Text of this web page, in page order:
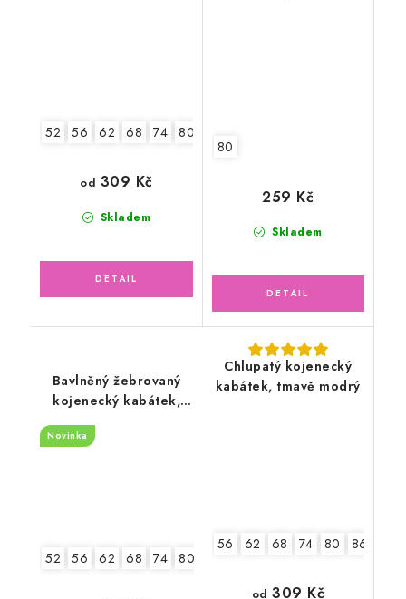
52 56 62 68 74 80
Skladem
od 309 Kč
80
Skladem
259 Kč
Bavlněný žebrovaný
kojenecký kabátek,
Novinka
52 56 62 68 74 80
Chlupatý kojenecký
kabátek, tmavě modrý
56 62 68 74 80 86
od 309 Kč